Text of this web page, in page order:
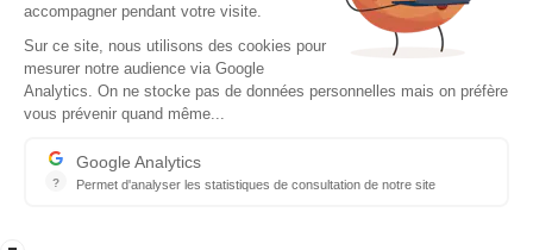
Copyright © 2026 - Tous droits réservés
Qui sommes-nous ?
Contact
Mentions légales
accompagner pendant votre visite.
Sur ce site, nous utilisons des cookies pour
mesurer notre audience via Google
Analytics. On ne stocke pas de données personnelles mais on préfère
vous prévenir quand même...
?
Google Analytics
Permet d'analyser les statistiques de consultation de notre site